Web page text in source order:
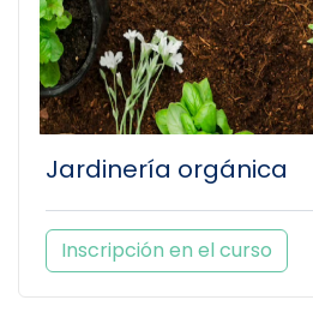
Jardinería orgánica
Inscripción en el curso